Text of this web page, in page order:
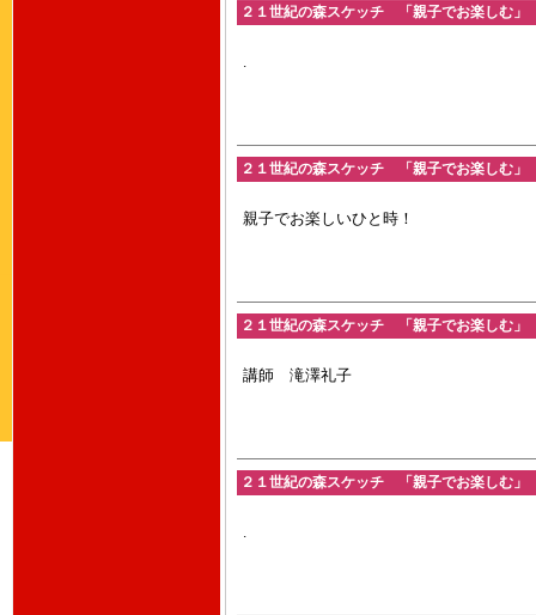
２１世紀の森スケッチ 「親子でお楽しむ
.
２１世紀の森スケッチ 「親子でお楽しむ」
親子でお楽しいひと時！
２１世紀の森スケッチ 「親子でお楽しむ」
講師 滝澤礼子
２１世紀の森スケッチ 「親子でお楽しむ」
.